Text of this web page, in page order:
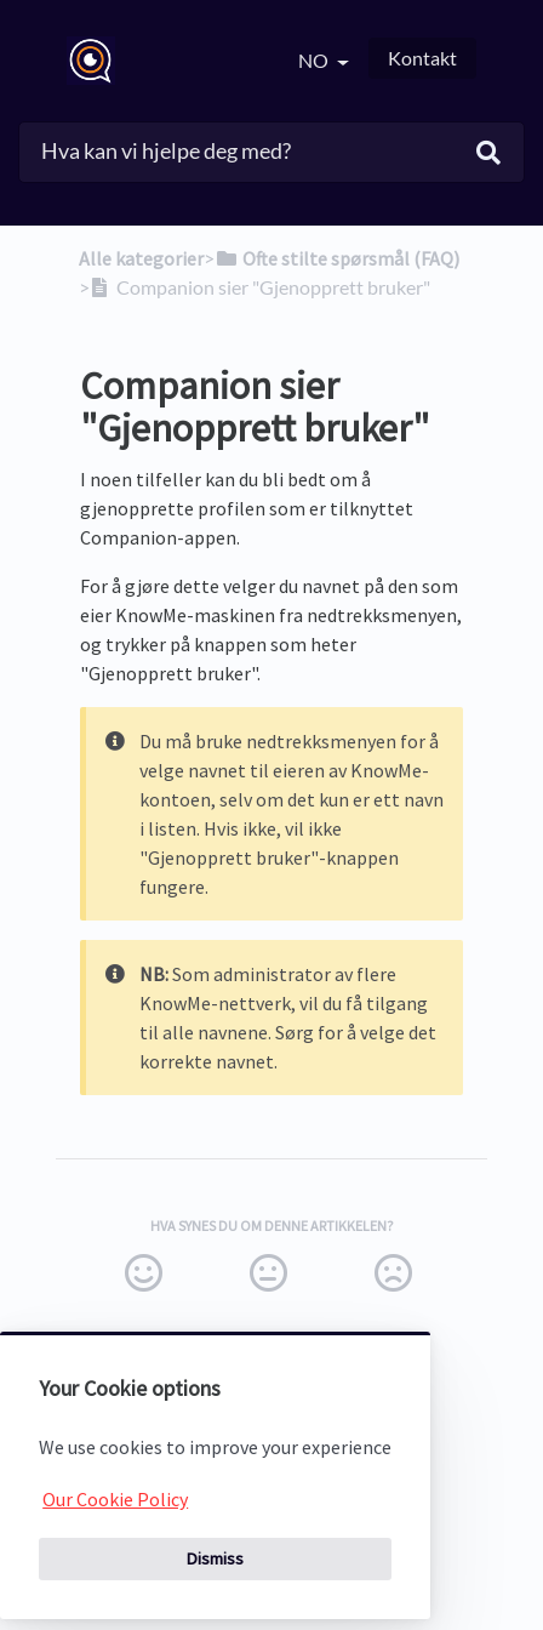
Your Cookie options
We use cookies to improve your experience
Our Cookie Policy
Dismiss
NO Kontakt
Alle kategorier​>​ ​Ofte stilte spørsmål (FAQ)
>​
Companion sier "Gjenopprett bruker"
Companion sier
"Gjenopprett bruker"
I noen tilfeller kan du bli bedt om å
gjenopprette profilen som er tilknyttet
Companion-appen.
For å gjøre dette velger du navnet på den som
eier KnowMe-maskinen fra nedtrekksmenyen,
og trykker på knappen som heter
"Gjenopprett bruker".
Du må bruke nedtrekksmenyen for å
velge navnet til eieren av KnowMe-
kontoen, selv om det kun er ett navn
i listen. Hvis ikke, vil ikke
"Gjenopprett bruker"-knappen
fungere.
NB:Som administrator av flere
KnowMe-nettverk, vil du få tilgang
til alle navnene. Sørg for å velge det
korrekte navnet.
HVA SYNES DU OM DENNE ARTIKKELEN?